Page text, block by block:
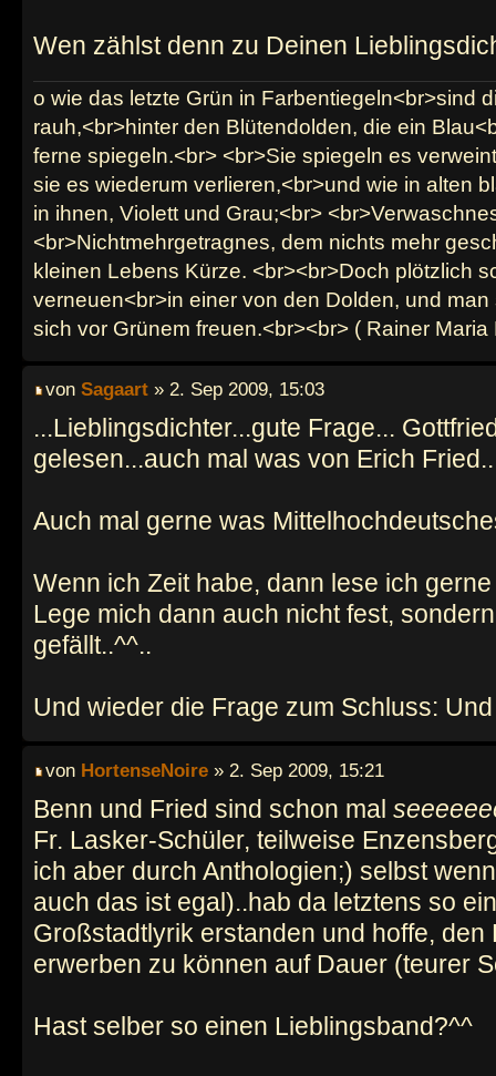
Wen zählst denn zu Deinen
o wie das letzte Grün in Farbentiegeln<br>sind
rauh,<br>hinter den Blütendolden, die ein
ferne spiegeln.<br> <br>Sie spiegeln es
sie es wiederum verlieren,<br>und wie in alten
in ihnen, Violett und Grau;<br>
<br>Nichtmehrgetragnes, dem nichts mehr
kleinen Lebens Kürze. <br><br>Doch plötzlich
verneuen<br>in einer von den Dolden, und
sich vor Grünem freuen.<br><br> ( Rainer
von Sagaart » 2. Sep 2009, 15:03
...Lieblingsdichter...gute Frage...
gelesen...auch mal was von Erich
Auch mal gerne was
Wenn ich Zeit habe, dann lese ich
Lege mich dann auch nicht fest,
gefällt..^^..
Und wieder die Frage zum Schluss:
von HortenseNoire » 2. Sep 2009, 15:21
Benn und Fried sind schon mal
Fr. Lasker-Schüler, teilweise
ich aber durch Anthologien;) selbst
auch das ist egal)..hab da letztens so
Großstadtlyrik erstanden und hoffe, den
erwerben zu können auf Dauer (teurer
Hast selber so einen Lieblingsband?^^